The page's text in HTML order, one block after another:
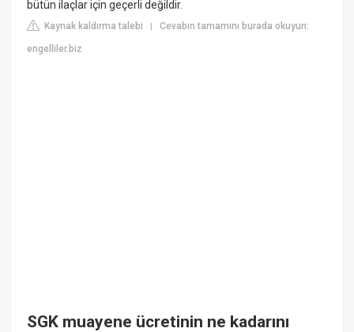
bütün ilaçlar için geçerli değildir.
Kaynak kaldırma talebi |Cevabın tamamını burada okuyun:
engelliler.biz
SGK muayene ücretinin ne kadarını